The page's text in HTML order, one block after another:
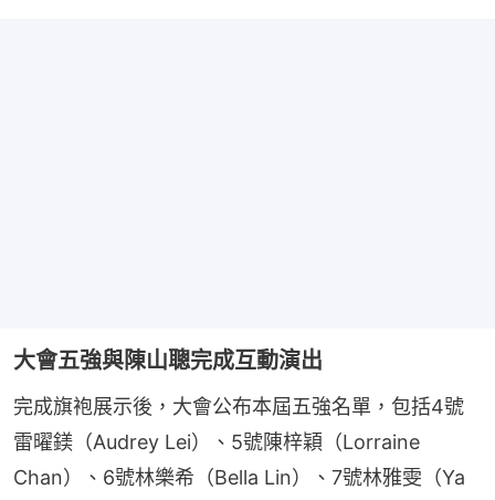
大會五強與陳山聰完成互動演出
完成旗袍展示後，大會公布本屆五強名單，包括4號
雷曜鎂（Audrey Lei）、5號陳梓穎（Lorraine
Chan）、6號林樂希（Bella Lin）、7號林雅雯（Ya